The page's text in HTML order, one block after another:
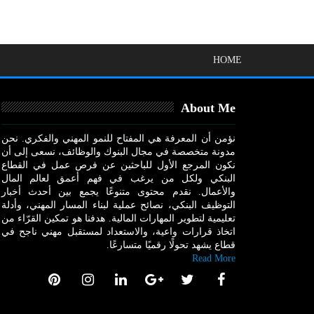
HOME
About Me
نؤمن أن المعرفة هي المفتاح للنمو المهني والفكري. نحن
مدونة متخصصة في مجال البنوك والوظائف، نسعى إلى أن
نكون المرجع الأول للباحثين عن فرص عمل في القطاع
البنكي ولكل من يرغب في فهم أعمق لعالم المال
والأعمال. نقدم محتوى متنوعًا يجمع بين أحدث أخبار
التوظيف البنكي، نصائح عملية لبناء المسار المهني، وأدلة
تعليمية لتطوير المهارات المالية. هدفنا هو تمكين القرّاء من
اتخاذ قرارات واعية، والاستعداد لمستقبل مهني ناجح في
قطاع يشهد تحولًا رقميًا متسارعًا.
Read More